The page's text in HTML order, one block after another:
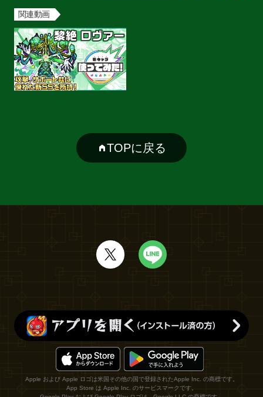
関連動画
TOPに戻る
Apple および Apple ロゴは米国その他の国で登録されたApple Inc. の商標です。
App Store は Apple Inc. のサービスマークです。